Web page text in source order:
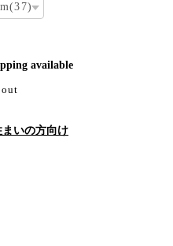
available
まいの方向け